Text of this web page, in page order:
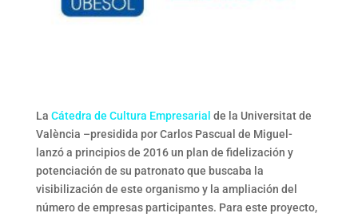
La Cátedra de Cultura Empresarial de la Universitat de
València –presidida por Carlos Pascual de Miguel-
lanzó a principios de 2016 un plan de fidelización y
potenciación de su patronato que buscaba la
visibilización de este organismo y la ampliación del
número de empresas participantes. Para este proyecto,